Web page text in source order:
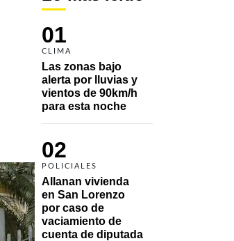
01
CLIMA
Las zonas bajo
alerta por lluvias y
vientos de 90km/h
para esta noche
02
POLICIALES
Allanan vivienda
en San Lorenzo
por caso de
vaciamiento de
cuenta de diputada